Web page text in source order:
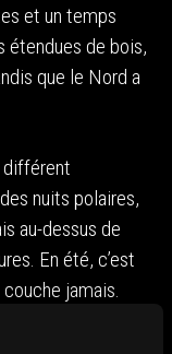
et un temps
étendues de bois,
que le Nord a
différent
nuits polaires,
au-dessus de
En été, c’est
jamais.